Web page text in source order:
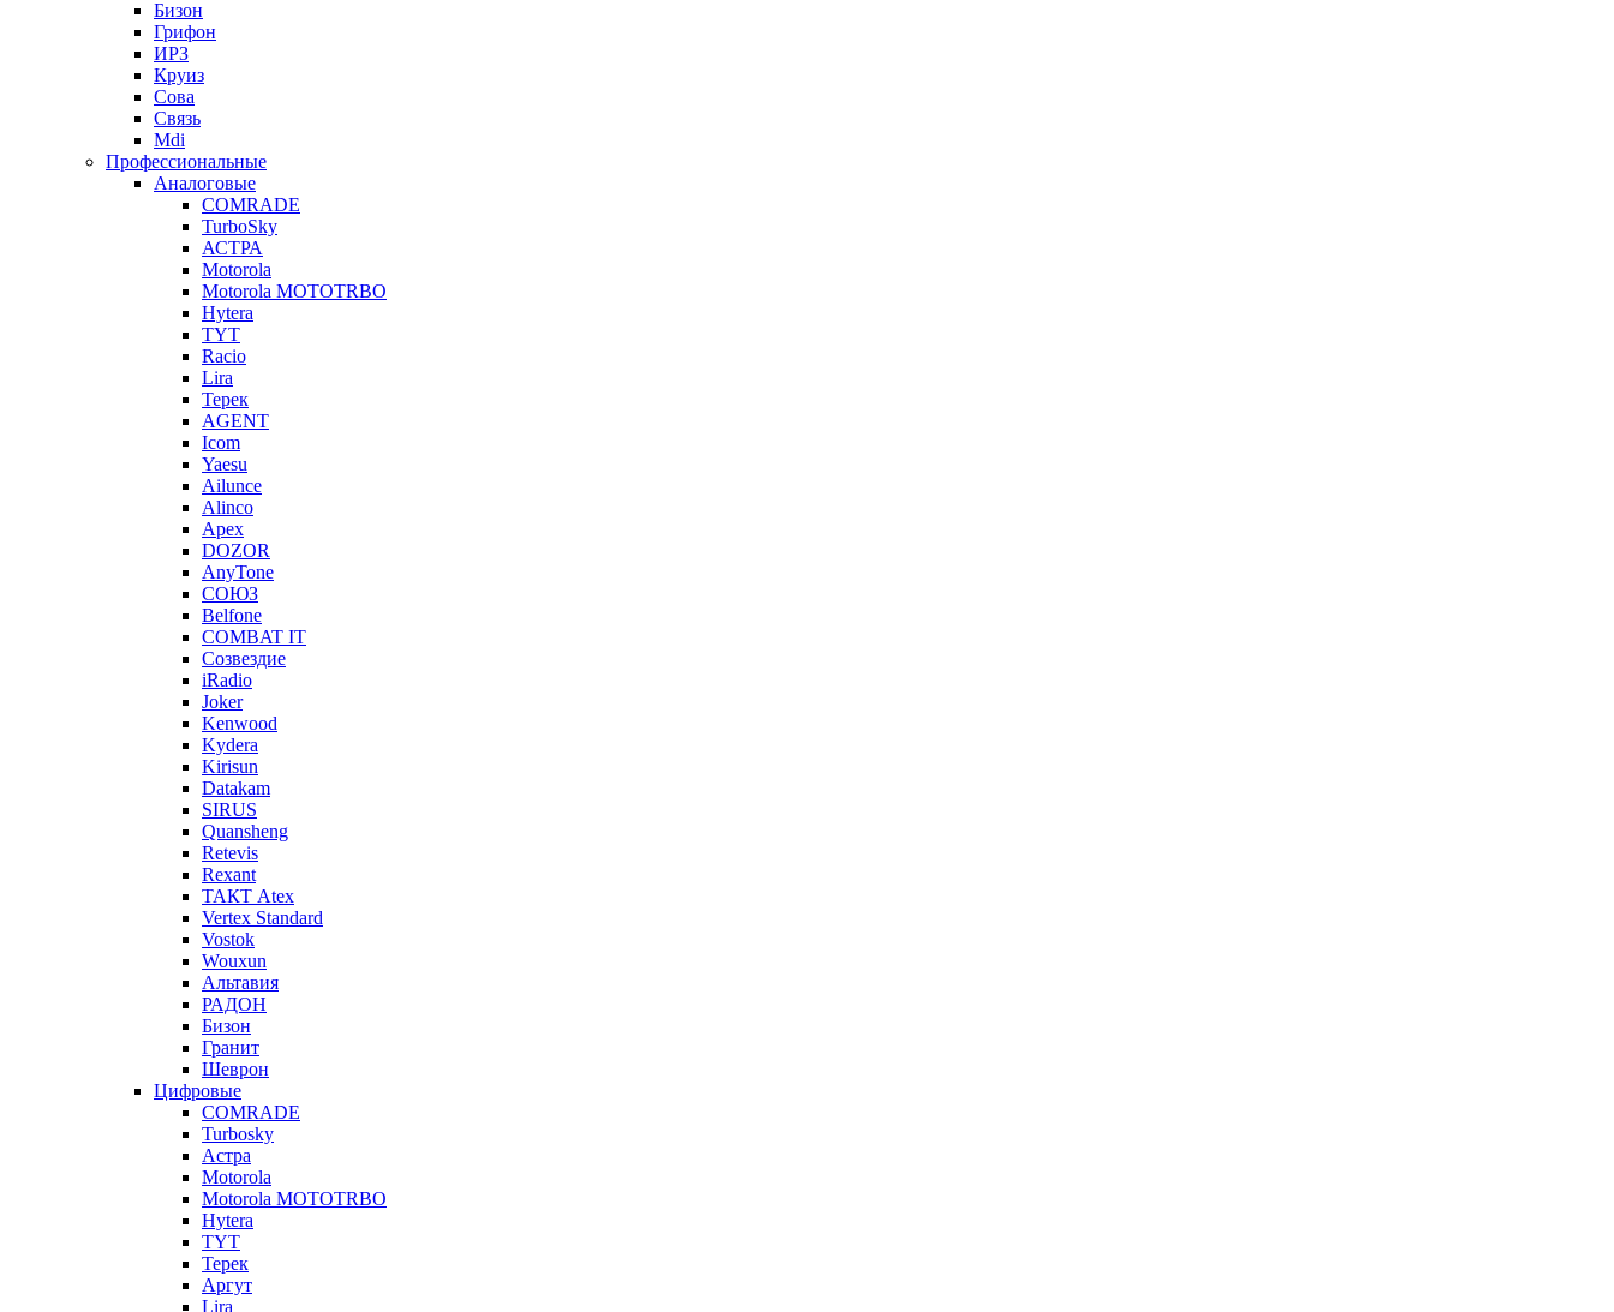
Бизон
Грифон
ИРЗ
Круиз
Сова
Связь
Mdi
Профессиональные
Аналоговые
COMRADE
TurboSky
АСТРА
Motorola
Motorola MOTOTRBO
Hytera
TYT
Racio
Lira
Терек
AGENT
Icom
Yaesu
Ailunce
Alinco
Apex
DOZOR
AnyTone
СОЮЗ
Belfone
COMBAT IT
Созвездие
iRadio
Joker
Kenwood
Kydera
Kirisun
Datakam
SIRUS
Quansheng
Retevis
Rexant
ТАКТ Atex
Vertex Standard
Vostok
Wouxun
Альтавия
РАДОН
Бизон
Гранит
Шеврон
Цифровые
COMRADE
Turbosky
Астра
Motorola
Motorola MOTOTRBO
Hytera
TYT
Терек
Аргут
Lira